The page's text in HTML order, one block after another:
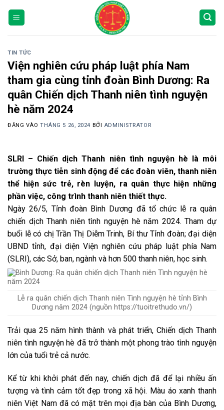
TIN TỨC
Viện nghiên cứu pháp luật phía Nam
tham gia cùng tỉnh đoàn Bình Dương: Ra
quân Chiến dịch Thanh niên tình nguyện
hè năm 2024
ĐĂNG VÀOTHÁNG 5 26, 2024 BỞI ADMINISTRATOR
SLRI – Chiến dịch Thanh niên tình nguyện hè là môi
trường thực tiễn sinh động để các đoàn viên, thanh niên
thể hiện sức trẻ, rèn luyện, ra quân thực hiện những
phần việc, công trình thanh niên thiết thực.
Ngày 26/5, Tỉnh đoàn Bình Dương đã tổ chức lễ ra quân
chiến dịch Thanh niên tình nguyện hè năm 2024. Tham dự
buổi lễ có chị Trần Thị Diễm Trinh, Bí thư Tỉnh đoàn; đại diện
UBND tỉnh, đại diện Viện nghiên cứu pháp luật phía Nam
(SLRI), các Sở, ban, ngành và hơn 500 thanh niên, học sinh.
Lễ ra quân chiến dịch Thanh niên Tình nguyện hè tỉnh Bình
Dương năm 2024 (nguồn https://tuoitrethudo.vn/)
Trải qua 25 năm hình thành và phát triển, Chiến dịch Thanh
niên tình nguyện hè đã trở thành một phong trào tình nguyện
lớn của tuổi trẻ cả nước.
Kể từ khi khởi phát đến nay, chiến dịch đã để lại nhiều ấn
tượng và tình cảm tốt đẹp trong xã hội. Màu áo xanh thanh
niên Việt Nam đã có mặt trên mọi địa bàn của Bình Dương,